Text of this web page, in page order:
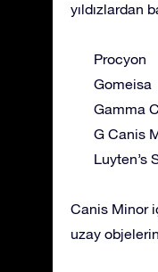
yıldızlardan
Procyon
Gomeisa
Gamma
G Canis
Luyten’s
Canis Minor
uzay